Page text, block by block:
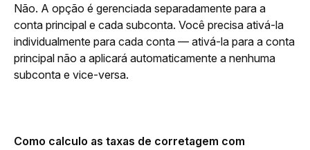
Não. A opção é gerenciada separadamente para a
conta principal e cada subconta. Você precisa ativá-la
individualmente para cada conta — ativá-la para a conta
principal não a aplicará automaticamente a nenhuma
subconta e vice-versa.
Como calculo as taxas de corretagem com